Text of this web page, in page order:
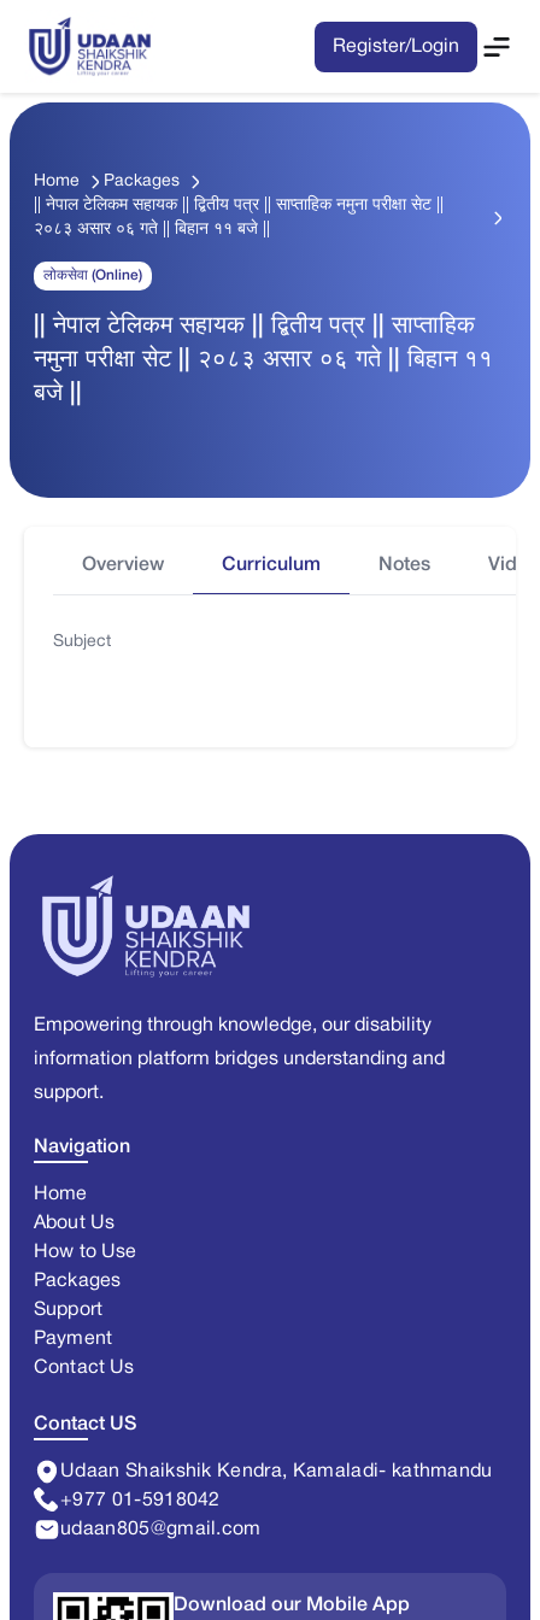
Register/Login
Home
Packages
|| नेपाल टेलिकम सहायक || द्बितीय पत्र || साप्ताहिक नमुना परीक्षा सेट ||
२०८३ असार ०६ गते || बिहान ११ बजे ||
लोकसेवा (Online)
|| नेपाल टेलिकम सहायक || द्बितीय पत्र || साप्ताहिक
नमुना परीक्षा सेट || २०८३ असार ०६ गते || बिहान ११
बजे ||
Overview Curriculum Notes
Subject
Empowering through knowledge, our disability
information platform bridges understanding and
support.
Navigation
Home
About Us
How to Use
Packages
Support
Payment
Contact Us
Contact US
Udaan Shaikshik Kendra, Kamaladi- kathmandu
+977 01-5918042
udaan805@gmail.com
Download our Mobile App